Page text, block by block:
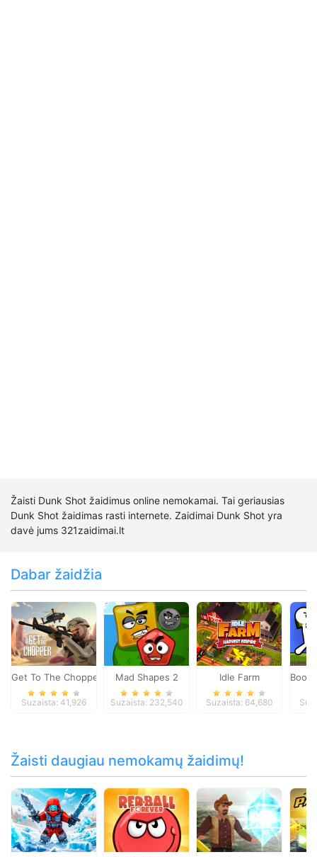
Žaisti Dunk Shot žaidimus online nemokamai. Tai geriausias
Dunk Shot žaidimas rasti internete. Zaidimai Dunk Shot yra
davė jums 321zaidimai.lt
Dabar žaidžia
Get To The Chopper
Suzaista: 41,926
Mad Shapes 2
Suzaista: 232,540
Idle Farm
Suzaista: 64,680
Žaisti daugiau nemokamų žaidimų!